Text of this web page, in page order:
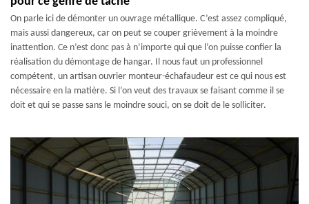
On parle ici de démonter un ouvrage métallique. C’est assez compliqué,
mais aussi dangereux, car on peut se couper grièvement à la moindre
inattention. Ce n’est donc pas à n’importe qui que l’on puisse confier la
réalisation du démontage de hangar. Il nous faut un professionnel
compétent, un artisan ouvrier monteur-échafaudeur est ce qui nous est
nécessaire en la matière. Si l’on veut des travaux se faisant comme il se
doit et qui se passe sans le moindre souci, on se doit de le solliciter.